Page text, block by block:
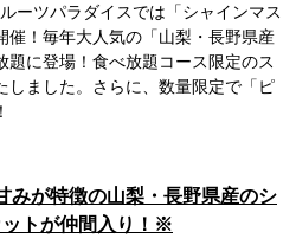
ーツパラダイスでは「シャインマス
催！毎年大人気の「山梨・長野県産
題に登場！食べ放題コース限定のス
しました。さらに、数量限定で「ピ
みが特徴の山梨・長野県産のシ
ットが仲間入り！※